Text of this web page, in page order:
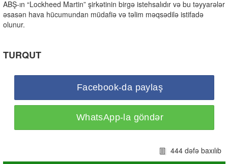
ABŞ-ın “Lockheed Martin” şirkətinin birgə istehsalıdır və bu təyyarələr
əsasən hava hücumundan müdafiə və təlim məqsədilə istifadə
olunur.
TURQUT
Facebook-da paylaş
WhatsApp-la göndər
444 dəfə baxılıb